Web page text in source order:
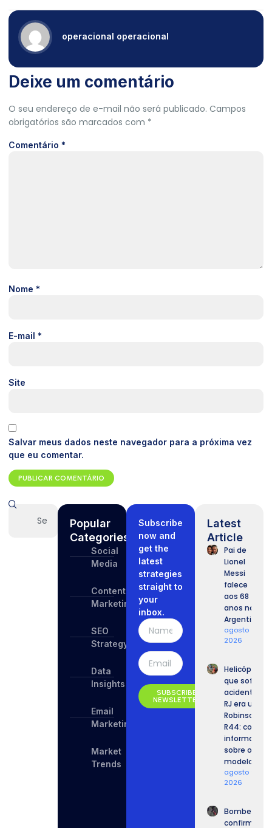
operacional operacional
Deixe um comentário
O seu endereço de e-mail não será publicado. Campos
obrigatórios são marcados com *
Comentário *
Nome *
E-mail *
Site
Salvar meus dados neste navegador para a próxima vez
que eu comentar.
Popular
Categories
Social
Media
Content
Marketing
SEO
Strategy
Data
Insights
Email
Marketing
Market
Trends
Subscribe
now and
get the
latest
strategies
straight to
your
inbox.
SUBSCRIBE
NEWSLETTER
Latest
Article
Pai de
Lionel
Messi
falece
aos 68
anos na
Argentina
agosto 9,
2026
Helicóptero
que sofreu
acidente no
RJ era um
Robinson
R44: confira
informações
sobre o
modelo.
agosto 9,
2026
Bombeiros
confirmam